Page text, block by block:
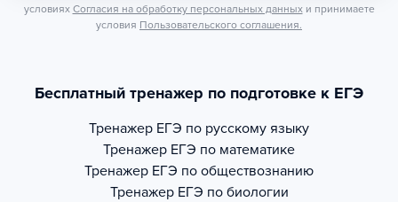
условиях Согласия на обработку персональных данных и принимаете
условия Пользовательского соглашения.
Бесплатный тренажер по подготовке к ЕГЭ
Тренажер ЕГЭ по русскому языку
Тренажер ЕГЭ по математике
Тренажер ЕГЭ по обществознанию
Тренажер ЕГЭ по биологии